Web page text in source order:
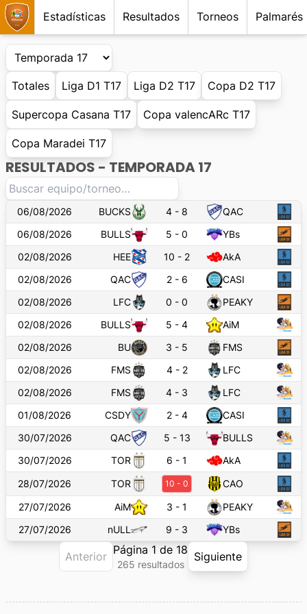
Estadísticas Resultados Torneos Palmarés
Totales Liga D1 T17 Liga D2 T17 Copa D2 T17
Supercopa Casana T17 Copa valencARc T17
Copa Maradei T17
RESULTADOS - TEMPORADA 17
06/08/2026 BUCKS 4 - 8
QAC
06/08/2026
BULLS 5 - 0
YBs
02/08/2026
HEE 10 - 2
AkA
02/08/2026
QAC 2- 6
CASI
02/08/2026
LFC 0 - 0
PEAKY
02/08/2026
BULLS 5 - 4
AiM
02/08/2026
BU 3 - 5
FMS
02/08/2026
FMS 4- 2
LFC
02/08/2026
FMS 4 - 3
LFC
01/08/2026
CSDY 2- 4
CASI
30/07/2026
QAC 5 - 13
BULLS
30/07/2026
TOR 6 - 1
AkA
28/07/2026
TOR 10 - 0
CAO
27/07/2026
AiM 3 - 1
PEAKY
27/07/2026
nULL 9 - 3 YBs
Anterior Página 1 de 18
265 resultados
Siguiente